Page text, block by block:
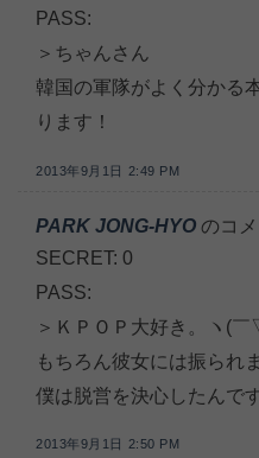
PASS:
＞ちゃんさん
韓国の軍隊がよく分かる
ります！
2013年9月1日 2:49 PM
PARK JONG-HYO のコ
SECRET: 0
PASS:
＞ＫＰＯＰ大好き。ヽ(
もちろん彼女には振られ
僕は脱営を決心したんで
2013年9月1日 2:50 PM